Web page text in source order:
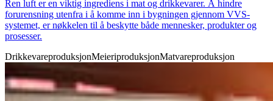
Ren luft er en viktig ingrediens i mat og drikkevarer. Å hindre
forurensning utenfra i å komme inn i bygningen gjennom VVS-
systemet, er nøkkelen til å beskytte både mennesker, produkter og
prosesser.
DrikkevareproduksjonMeieriproduksjonMatvareproduksjon